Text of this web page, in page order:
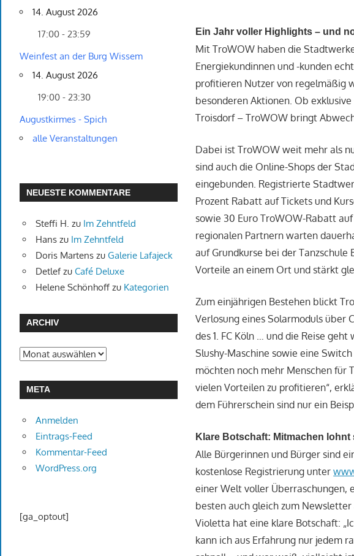
Ein Jahr voller Highlights – und
Mit TroWOW haben die
Energiekundinnen und -kunden
profitieren Nutzer von regelmäßig
besonderen Aktionen. Ob
Troisdorf – TroWOW bringt
Dabei ist TroWOW weit mehr als
sind auch die Online-Shops der
eingebunden. Registrierte
Prozent Rabatt auf Tickets und
sowie 30 Euro TroWOW-Rabatt
regionalen Partnern warten
auf Grundkurse bei der
Vorteile an einem Ort und stärkt
Zum einjährigen Bestehen blickt
Verlosung eines Solarmoduls über
des 1. FC Köln … und die Reise
Slushy-Maschine sowie eine
möchten noch mehr Menschen für
vielen Vorteilen zu profitieren“,
dem Führerschein sind nur ein
Klare Botschaft: Mitmachen lohnt
Alle Bürgerinnen und Bürger sind
kostenlose Registrierung unter
einer Welt voller Überraschungen,
besten auch gleich zum
Violetta hat eine klare Botschaft:
kann ich aus Erfahrung nur jedem
14. August 2026
17:00 - 23:59
Weinfest an der Burg Wissem
14. August 2026
19:00 - 23:30
Augustkirmes - Spich
alle Veranstaltungen
NEUESTE KOMMENTARE
Steffi H. zu Im Zehntfeld
Hanszu Im Zehntfeld
Doris Martenszu Galerie Lafajeck
Detlefzu Café Deluxe
Helene Schönhoffzu Kategorien
ARCHIV
Archiv
META
Anmelden
Eintrags-Feed
Kommentar-Feed
WordPress.org
[ga_optout]